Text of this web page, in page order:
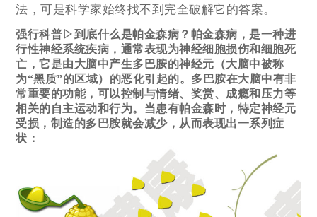
法，可是科学家始终找不到完全破解它的答案。
强行科普▷到底什么是帕金森病？ 帕金森病，是一种进
行性神经系统疾病，通常表现为神经细胞损伤和细胞死
亡，它是由大脑中产生多巴胺的神经元（大脑中被称
为“黑质”的区域）的恶化引起的。 多巴胺在大脑中有非
常重要的功能，可以控制与情绪、奖赏、成瘾和 压力等
相关的自主运动和行为。 当患有帕金森时，特定神经元
受损，制造的多巴胺就会减少，从而表现出一系列症
状：